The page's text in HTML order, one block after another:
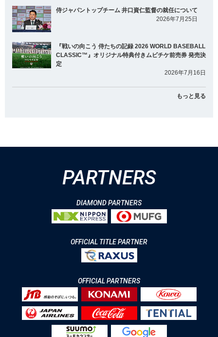
侍ジャパントップチーム 井口資仁監督の就任について
2026年7月25日
『戦いの向こう 侍たちの記録 2026 WORLD BASEBALL
CLASSIC™』オリジナル特典付きムビチケ前売券 発売決
定
2026年7月16日
もっと見る
PARTNERS
DIAMOND PARTNERS
OFFICIAL TITLE PARTNER
OFFICIAL PARTNERS